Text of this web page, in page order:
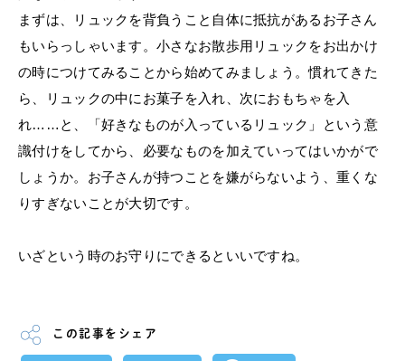
まずは、リュックを背負うこと自体に抵抗があるお子さん
もいらっ しゃいます。小さなお散歩用リュックをお出かけ
の時につけてみる ことから始めてみましょう。慣れてきた
ら、
リュックの中にお菓子を入れ、次におもちゃを入
れ……と、「 好きなものが入っているリュック」という意
識付けをしてから、 必要なものを加えていってはいかがで
しょうか。 お子さんが持つことを嫌がらないよう、 重くな
りすぎないことが大切です。
いざという時のお守りにできるといいですね。
この記事をシェア